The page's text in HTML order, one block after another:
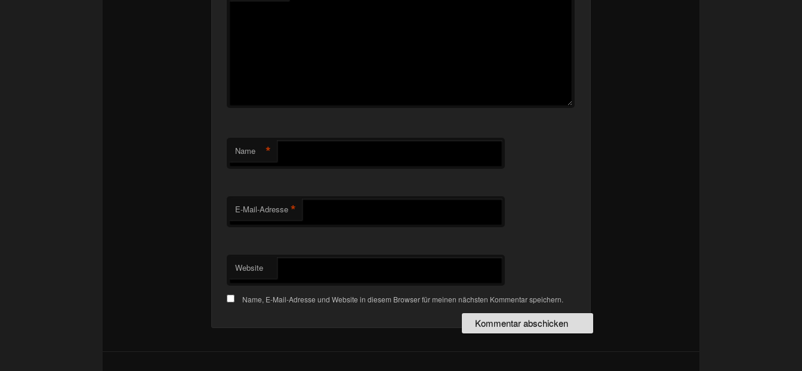
Name *
E-Mail-Adresse *
Website
Name, E-Mail-Adresse und Website in diesem Browser für meinen nächsten Kommentar speichern.